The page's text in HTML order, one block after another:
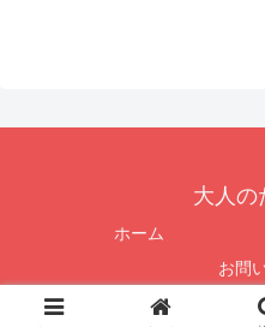
大人の
ホーム
お問
Copyright © 2016-2026 大人